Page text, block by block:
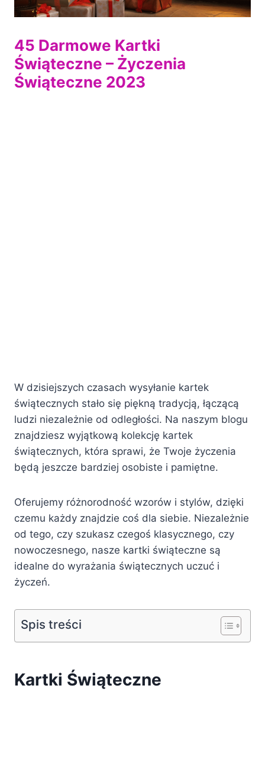
45 Darmowe Kartki
Świąteczne – Życzenia
Świąteczne 2023
W dzisiejszych czasach wysyłanie kartek
świątecznych stało się piękną tradycją, łączącą
ludzi niezależnie od odległości. Na naszym blogu
znajdziesz wyjątkową kolekcję kartek
świątecznych, która sprawi, że Twoje życzenia
będą jeszcze bardziej osobiste i pamiętne.
Oferujemy różnorodność wzorów i stylów, dzięki
czemu każdy znajdzie coś dla siebie. Niezależnie
od tego, czy szukasz czegoś klasycznego, czy
nowoczesnego, nasze kartki świąteczne są
idealne do wyrażania świątecznych uczuć i
życzeń.
Spis treści
Kartki Świąteczne